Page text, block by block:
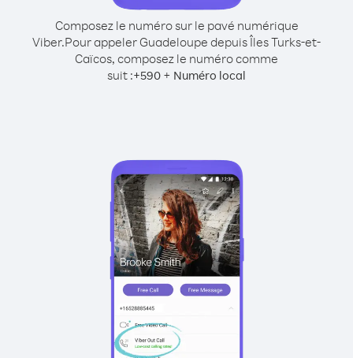
Composez le numéro sur le pavé numérique
Viber.Pour appeler Guadeloupe depuis Îles Turks-et-
Caïcos, composez le numéro comme
suit :+590 + Numéro local